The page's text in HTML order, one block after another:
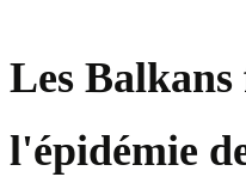
Les Balkans
l'épidémie